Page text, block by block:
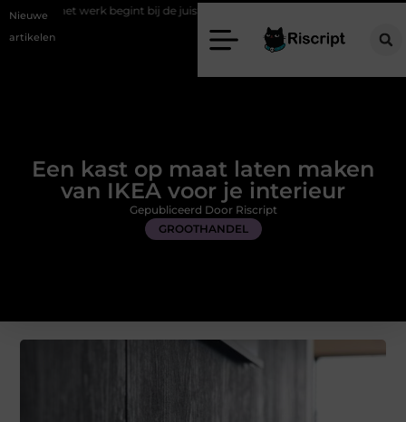
Nieuwe
artikelen
bij de juiste stretch werkbroek
Een kast op maat laten maken
van IKEA voor je interieur
GROOTHANDEL
Gepubliceerd Door Riscript